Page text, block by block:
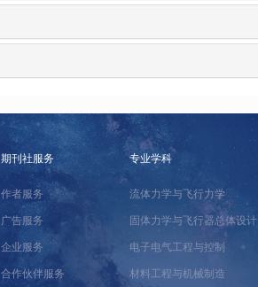
期刊社服务
作者服务
广告服务
企业服务
合作伙伴服务
专业学科
流体力学与飞行力学
固体力学与飞行器总体设计
电子电气工程与控制
材料工程与机械制造